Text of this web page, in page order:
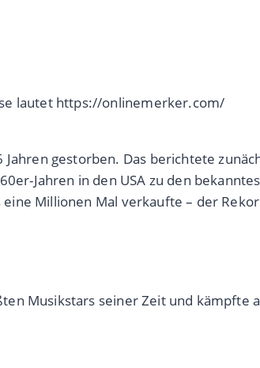
lautet https://onlinemerker.com/
gestorben. Das berichtete
Jahren in den USA zu den
Millionen Mal verkaufte – der
Musikstars seiner Zeit und kämpfte